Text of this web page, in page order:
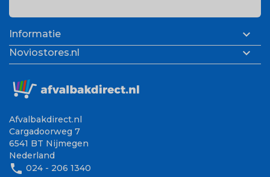
Informatie 
Noviostores.nl 
Afvalbakdirect.nl
Cargadoorweg 7
6541 BT Nijmegen
Nederland
phone 024 - 206 1340